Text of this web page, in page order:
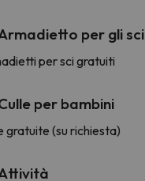
per gli sci
per sci gratuiti
per bambini
gratuite (su richiesta)